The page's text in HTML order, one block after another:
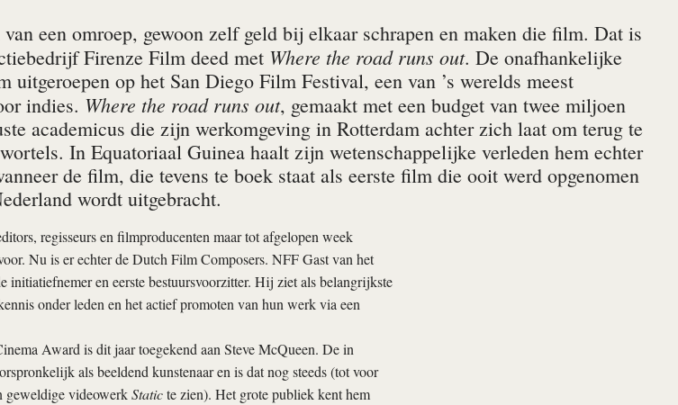
van een omroep, gewoon zelf geld bij elkaar schrapen en maken die film. Dat is
Firenze Film deed met Where the road runs out. De onafhankelijke
uitgeroepen op het San Diego Film Festival, een van ’s werelds meest
indies. Where the road runs out, gemaakt met een budget van twee miljoen
academicus die zijn werkomgeving in Rotterdam achter zich laat om terug te
In Equatoriaal Guinea haalt zijn wetenschappelijke verleden hem echter
de film, die tevens te boek staat als eerste film die ooit werd opgenomen
wordt uitgebracht.
regisseurs en filmproducenten maar tot afgelopen week
Nu is er echter de Dutch Film Composers. NFF Gast van het
initiatiefnemer en eerste bestuursvoorzitter. Hij ziet als belangrijkste
onder leden en het actief promoten van hun werk via een
Award is dit jaar toegekend aan Steve McQueen. De in
als beeldend kunstenaar en is dat nog steeds (tot voor
videowerkStaticte zien). Het grote publiek kent hem